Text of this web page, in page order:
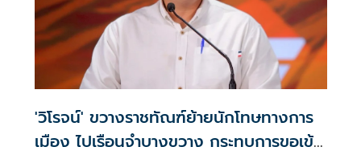
'วิโรจน์' ขวางราชทัณฑ์ย้ายนักโทษทางการ
เมือง ไปเรือนจำบางขวาง กระทบการขอเข้า